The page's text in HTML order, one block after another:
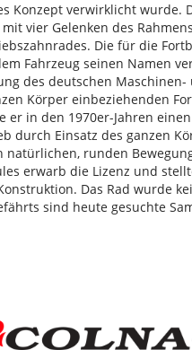
Konzept verwirklicht wurde.
vier Gelenken des
Die für die
Fahrzeug seinen Namen
des deutschen
Körper einbeziehenden
in den 1970er-Jahren
Einsatz des ganzen
runden
erwarb die Lizenz und
Das Rad wurde
sind heute gesuchte